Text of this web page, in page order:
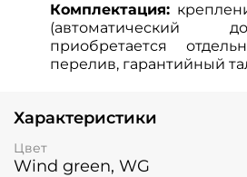
Комплектация:
(автоматический
приобретается
перелив, гарантийный
Характеристики
Цвет
Wind green, WG